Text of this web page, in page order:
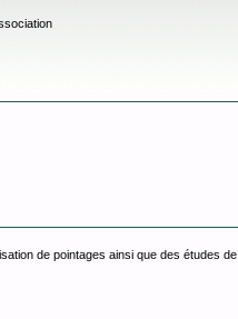
de pointages ainsi que des études de